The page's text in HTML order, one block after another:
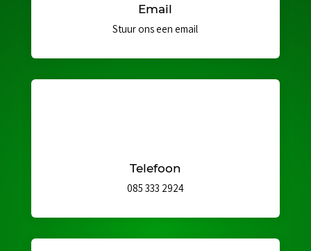
Email
Stuur ons een email
Telefoon
085 333 2924